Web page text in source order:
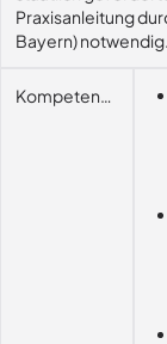
Praxisanleitung
Bayern) notwendig.
Kompetenzerwerb